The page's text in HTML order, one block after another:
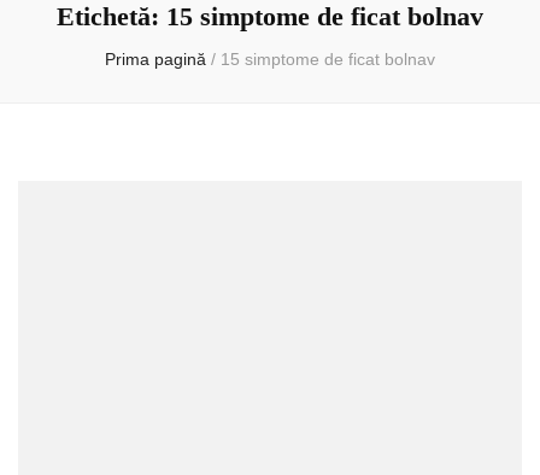
Etichetă: 15 simptome de ficat bolnav
Prima pagină / 15 simptome de ficat bolnav